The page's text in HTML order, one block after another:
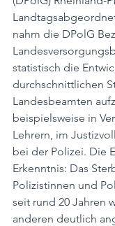
nahm die DPolG
statistisch die
durchschnittlichen
Landesbeamten
beispielsweise in
Lehrern, im
bei der Polizei. Die
Erkenntnis: Das
Polizistinnen und
seit rund 20 Jahren
anderen deutlich